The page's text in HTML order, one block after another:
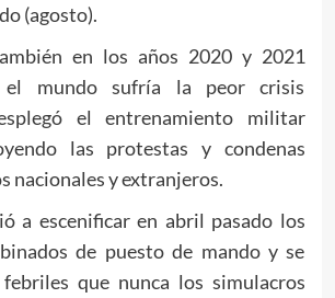
(agosto).
en los años 2020 y 2021
el mundo sufría la peor crisis
el entrenamiento militar
las protestas y condenas
nacionales y extranjeros.
a escenificar en abril pasado los
de puesto de mando y se
que nunca los simulacros